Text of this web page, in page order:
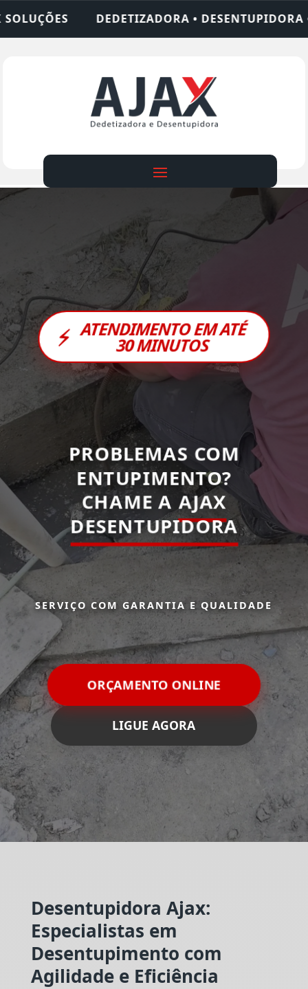
• DESENTUPIDORA • LIMPEZA DE FOSSA • 24
⚡ ATENDIMENTO EM ATÉ
30 MINUTOS
PROBLEMAS COM
ENTUPIMENTO?
CHAME A AJAX
DESENTUPIDORA
SERVIÇO COM GARANTIA E QUALIDADE
ORÇAMENTO ONLINE
LIGUE AGORA
Desentupidora Ajax:
Especialistas em
Desentupimento com
Agilidade e Eficiência